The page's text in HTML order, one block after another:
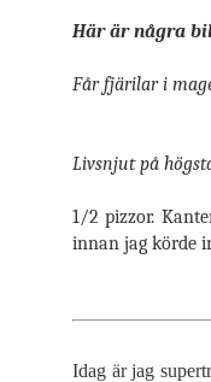
Här är några
Får fjärilar i
Livsnjut på
1/2 pizzor.
innan jag körde
Idag är jag